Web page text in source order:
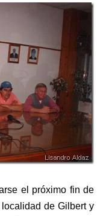
el próximo fin de
de Gilbert y